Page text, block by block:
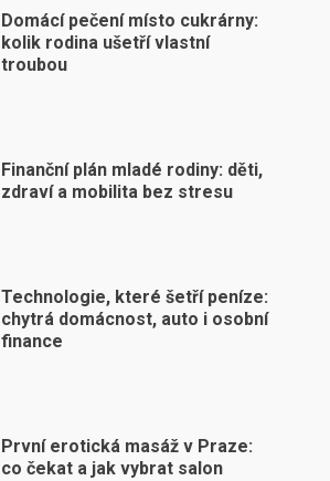
Domácí pečení místo cukrárny:
kolik rodina ušetří vlastní
troubou
Finanční plán mladé rodiny: děti,
zdraví a mobilita bez stresu
Technologie, které šetří peníze:
chytrá domácnost, auto i osobní
finance
První erotická masáž v Praze:
co čekat a jak vybrat salon